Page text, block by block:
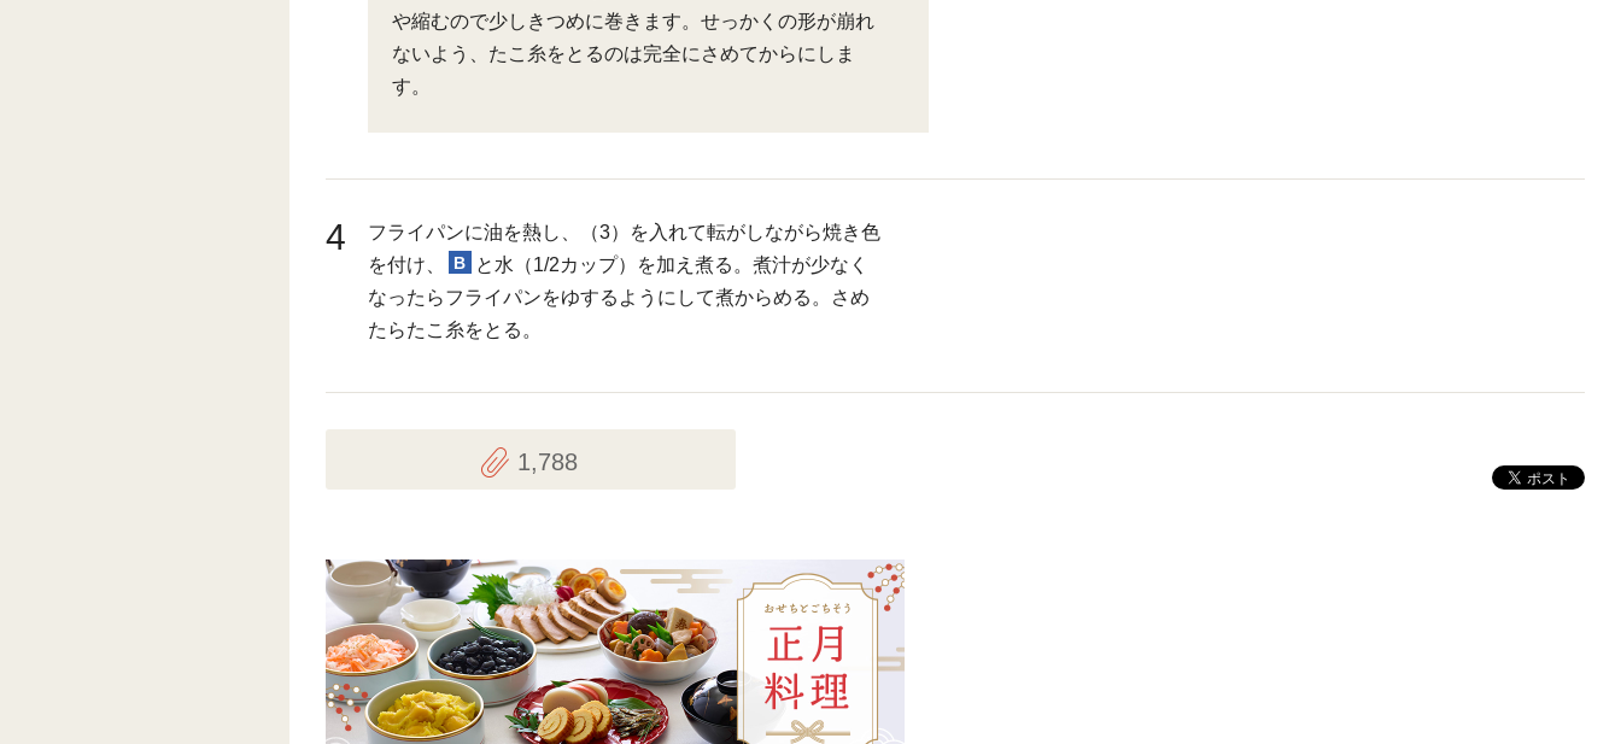
や縮むので少しきつめに巻きます。せっかくの形が崩れ
ないよう、たこ糸をとるのは完全にさめてからにしま
す。
4
フライパンに油を熱し、（3）を入れて転がしながら焼き色
を付け、
B
と水（1/2カップ）を加え煮る。煮汁が少なく
なったらフライパンをゆするようにして煮からめる。さめ
たらたこ糸をとる。
1,788